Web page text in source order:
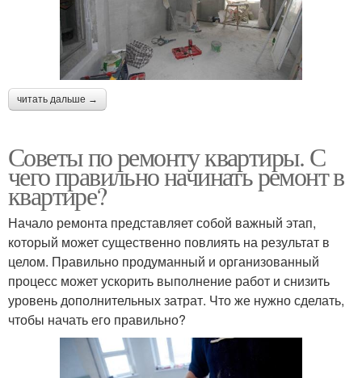
читать дальше →
Советы по ремонту квартиры. С
чего правильно начинать ремонт в
квартире?
Начало ремонта представляет собой важный этап,
который может существенно повлиять на результат в
целом. Правильно продуманный и организованный
процесс может ускорить выполнение работ и снизить
уровень дополнительных затрат. Что же нужно сделать,
чтобы начать его правильно?